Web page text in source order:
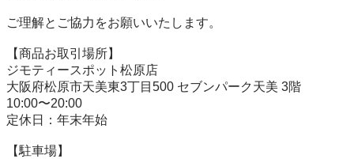
ご理解とご協力をお願いいたします。
【商品お取引場所】
ジモティースポット松原店
大阪府松原市天美東3丁目500 セブンパーク天美 3階
10:00〜20:00
定休日：年末年始
【駐⾞場】